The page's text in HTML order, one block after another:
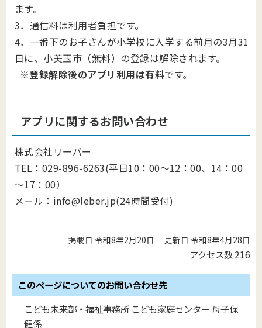
ます。
3．通信料は利用者負担です。
4．一番下のお子さんが小学校に入学する前月の3月31
日に、小美玉市（無料）の登録は解除されます。
※登録解除後のアプリ利用は有料です。
アプリに関するお問い合わせ
株式会社リーバー
TEL：029-896-6263(平日10：00～12：00、14：00
～17：00）
メール：info@leber.jp(24時間受付)
掲載日 令和8年2月20日 更新日 令和8年4月28日
アクセス数216
このページについてのお問い合わせ先
こども未来部・福祉事務所 こども家庭センター 母子保
健係